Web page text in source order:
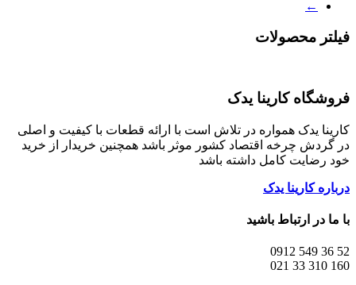
←
فیلتر محصولات
فروشگاه کارینا یدک
کارینا یدک همواره در تلاش است با ارائه قطعات با کیفیت و اصلی
در گردش چرخه اقتصاد کشور موثر باشد همچنین خریدار از خرید
خود رضایت کامل داشته باشد
درباره کارینا یدک
با ما در ارتباط باشید
52 36 549 0912
160 310 33 021